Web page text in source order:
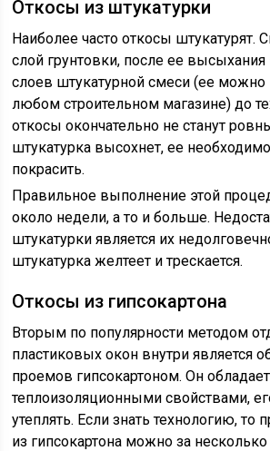
Откосы из штукатурки
Наиболее часто откосы штукатурят.
слой грунтовки, после ее
слоев штукатурной смеси (ее можно
любом строительном магазине) до
откосы окончательно не станут
штукатурка высохнет, ее
покрасить.
Правильное выполнение этой
около недели, а то и больше.
штукатурки является их
штукатурка желтеет и трескается.
Откосы из гипсокартона
Вторым по популярности методом
пластиковых окон внутри является
проемов гипсокартоном. Он
теплоизоляционными свойствами,
утеплять. Если знать технологию, то
из гипсокартона можно за